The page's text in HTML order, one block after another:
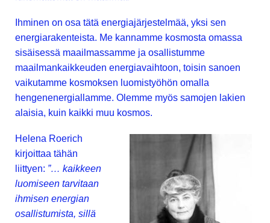
Ihminen on osa tätä energiajärjestelmää, yksi sen
energiarakenteista. Me kannamme kosmosta omassa
sisäisessä maailmassamme ja osallistumme
maailmankaikkeuden energiavaihtoon, toisin sanoen
vaikutamme kosmoksen luomistyöhön omalla
hengenenergiallamme. Olemme myös samojen lakien
alaisia, kuin kaikki muu kosmos.
Helena Roerich
kirjoittaa tähän
liittyen: ”… kaikkeen
luomiseen tarvitaan
ihmisen energian
osallistumista, sillä